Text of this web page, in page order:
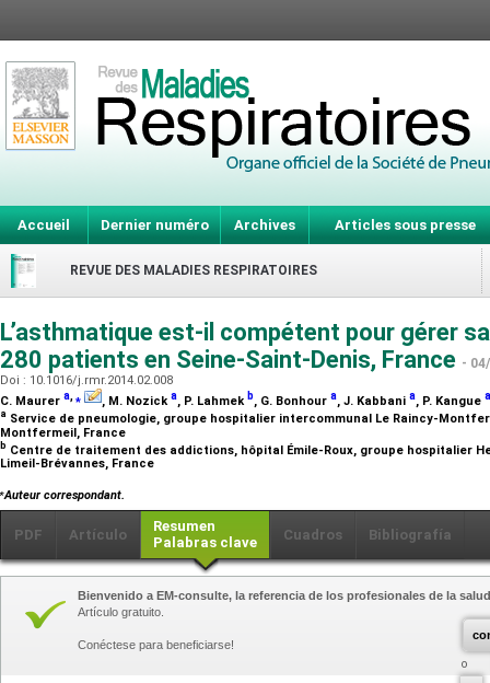
Accueil Dernier numéro Archives Articles sous presse
REVUE DES MALADIES RESPIRATOIRES
L’asthmatique est-il compétent pour gérer
280 patients en Seine-Saint-Denis, France -
Doi : 10.1016/j.rmr.2014.02.008
C. Maurer a,⁎ , M. Nozicka, P. Lahmek b, G. Bonhour a, J. Kabbani a, P. Kangue a
a Service de pneumologie, groupe hospitalier intercommunal Le Raincy-
Montfermeil, France
b Centre de traitement des addictions, hôpital Émile-Roux, groupe hospitalier
Limeil-Brévannes, France
⁎Auteur correspondant.
PDF Artículo
Resumen
Palabras clave
Cuadros Bibliografía
Bienvenido a EM-consulte, la referencia de los profesionales de la
Artículo gratuito.
Conéctese para beneficiarse!